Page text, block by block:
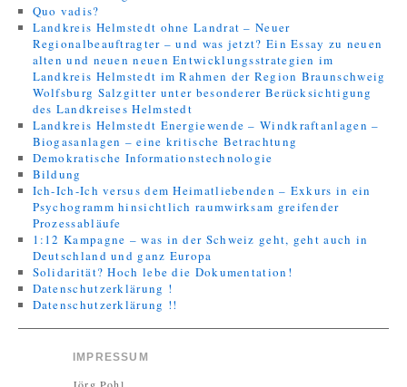
Quo vadis?
Landkreis Helmstedt ohne Landrat – Neuer
Regionalbeauftragter – und was jetzt? Ein Essay zu neuen
alten und neuen neuen Entwicklungsstrategien im
Landkreis Helmstedt im Rahmen der Region Braunschweig
Wolfsburg Salzgitter unter besonderer Berücksichtigung
des Landkreises Helmstedt
Landkreis Helmstedt Energiewende – Windkraftanlagen –
Biogasanlagen – eine kritische Betrachtung
Demokratische Informationstechnologie
Bildung
Ich-Ich-Ich versus dem Heimatliebenden – Exkurs in ein
Psychogramm hinsichtlich raumwirksam greifender
Prozessabläufe
1:12 Kampagne – was in der Schweiz geht, geht auch in
Deutschland und ganz Europa
Solidarität? Hoch lebe die Dokumentation!
Datenschutzerklärung !
Datenschutzerklärung !!
IMPRESSUM